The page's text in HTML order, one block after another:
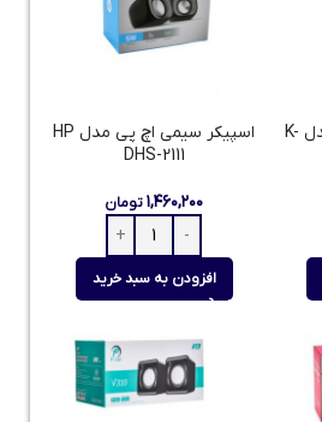
اسپیکر دسکتاپ کایزر مدل K-
اسپیکر سیمی اچ پی مدل HP
DHS-2111
۱,۴۶۰,۲۰۰تومان
افزودن به سبد خرید